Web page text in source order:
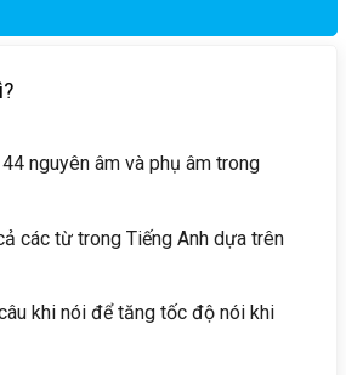
nguyên âm và phụ âm trong
các từ trong Tiếng Anh dựa trên
khi nói để tăng tốc độ nói khi